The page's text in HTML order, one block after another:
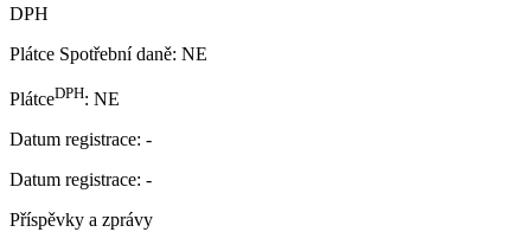
DPH
Plátce Spotřební daně: NE
PlátceDPH: NE
Datum registrace: -
Datum registrace: -
Příspěvky a zprávy